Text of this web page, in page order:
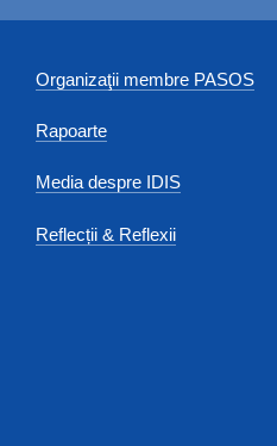
Organizaţii membre PASOS
Rapoarte
Media despre IDIS
Reflecții & Reflexii